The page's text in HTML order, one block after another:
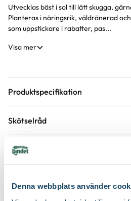
Denna webbplats använder
Utvecklas bäst i sol till lätt skugga,
Planteras i näringsrik, väldränerad
som uppstickare i rabatter, pas...
Visa mer
Produktspecifikation
Krukstorlek
Växtsätt Upprätt
Skötselråd
Läge
Etableringsråd - så får du en
torra perioder.
Köp till för ett lyckat resultat